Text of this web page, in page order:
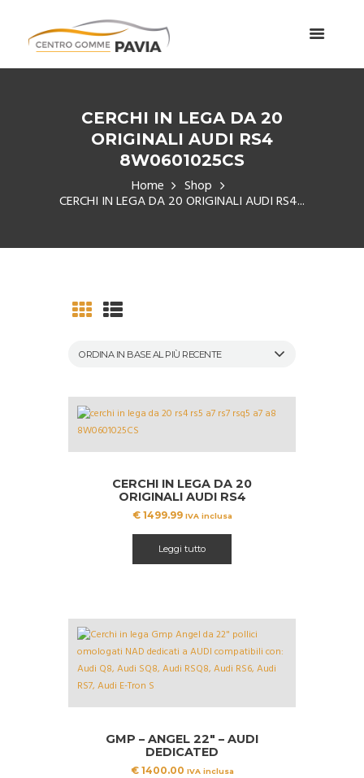
CERCHI IN LEGA DA 20
ORIGINALI AUDI RS4
8W0601025CS
Home Shop
CERCHI IN LEGA DA 20 ORIGINALI AUDI RS4...
CERCHI IN LEGA DA 20
ORIGINALI AUDI RS4
8W0601025CS
€1499.99 IVA inclusa
Leggi tutto
GMP – ANGEL 22″ – AUDI
DEDICATED
€1400.00 IVA inclusa